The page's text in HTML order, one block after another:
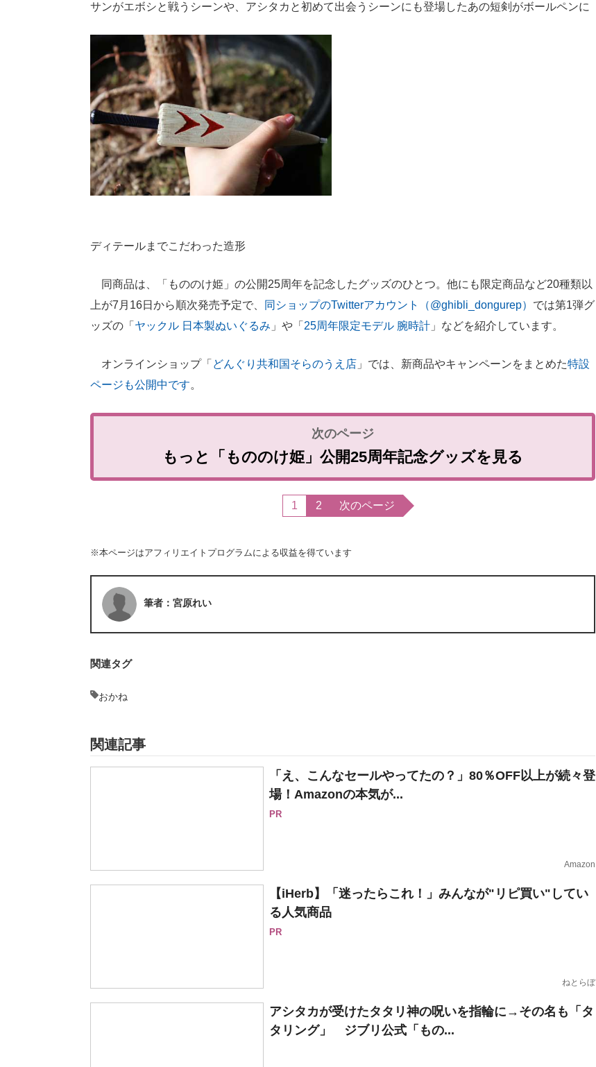
サンがエボシと戦うシーンや、アシタカと初めて出会うシーンにも登場したあの短剣がボールペンに
ディテールまでこだわった造形
同商品は、「もののけ姫」の公開25周年を記念したグッズのひとつ。他にも限定商品など20種類以
上が7月16日から順次発売予定で、
同ショップのTwitterアカウント（@ghibli_dongurep） では第1弾グ
ッズの「 ヤックル 日本製ぬいぐるみ 」や「 25周年限定モデル 腕時計 」などを紹介しています。
オンラインショップ「 どんぐり共和国そらのうえ店 」では、新商品やキャンペーンをまとめた特設
ページも公開中です。
もっと「もののけ姫」公開25周年記念グッズを見る
1 2 次のページ
※本ページはアフィリエイトプログラムによる収益を得ています
筆者：宮原れい
関連タグ
おかね
関連記事
「え、こんなセールやってたの？」80％OFF以上が続々登
場！Amazonの本気が...
PR
Amazon
【iHerb】「迷ったらこれ！」みんなが"リピ買い"してい
る人気商品
PR
ねとらぼ
アシタカが受けたタタリ神の呪いを指輪に→その名も「タ
タリング」 ジブリ公式「もの...